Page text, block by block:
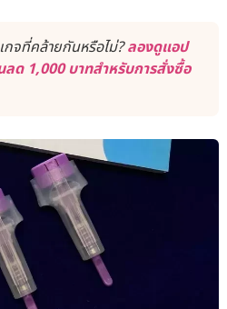
จที่คล้ายกันหรือไม่?ลองดูแอป
ด 1,000 บาทสำหรับการสั่งซื้อ